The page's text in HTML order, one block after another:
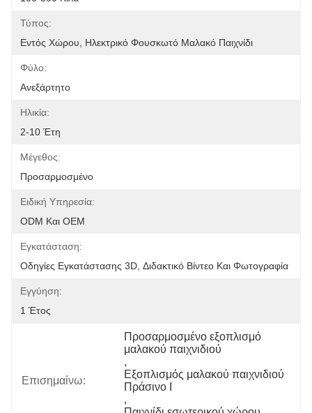
Τύπος:
Εντός Χώρου, Ηλεκτρικό Φουσκωτό Μαλακό Παιχνίδι
Φύλο:
Ανεξάρτητο
Ηλικία:
2-10 Έτη
Μέγεθος:
Προσαρμοσμένο
Ειδική Υπηρεσία:
ODM Και OEM
Εγκατάσταση:
Οδηγίες Εγκατάστασης 3D, Διδακτικό Βίντεο Και Φωτογραφία
Εγγύηση:
1 Έτος
Επισημαίνω:
Προσαρμοσμένο εξοπλισμό
μαλακού παιχνιδιού
,
Εξοπλισμός μαλακού παιχνιδιού
Πράσινο Ι
,